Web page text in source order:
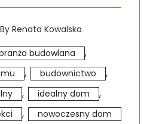
By Renata Kowalska
budowlana ,
, budownictwo ,
, idealny dom ,
, nowoczesny dom